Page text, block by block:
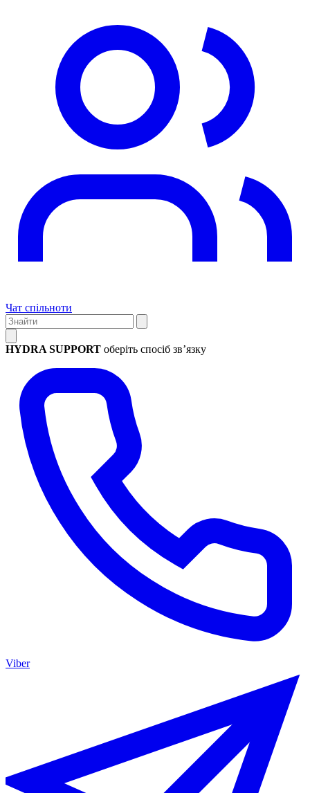
Чат спільноти
HYDRA SUPPORT оберіть спосіб зв’язку
Viber